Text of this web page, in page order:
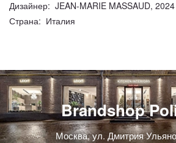
Дизайнер: JEAN-MARIE MASSAUD, 2024
Страна: Италия
Brandshop
Москва, ул. Дмитрия